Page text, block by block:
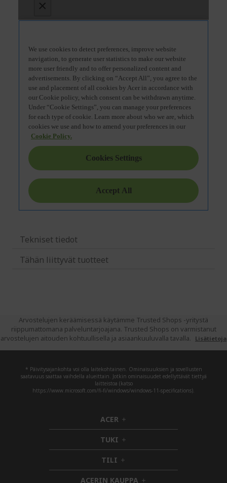
Tekniset tiedot
Tähän liittyvät tuotteet
Arvostelujen keräämisessä käytämme Trusted Shops -yritystä
riippumattomana palveluntarjoajana. Trusted Shops on varmistanut
arvostelujen aitouden kohtuullisella ja asiaankuuluvalla tavalla.
Lisätietoja
* Päivitysajankohta voi olla laitekohtainen. Ominaisuuksien ja sovellusten
saatavuus saattaa vaihdella alueittain. Jotkin ominaisuudet edellyttävät tiettyä
laitteistoa (katso
https://www.microsoft.com/fi-fi/windows/windows-11-specifications).
ACER h
i
d
d
e
n
TUKI h
i
d
d
TILI h
i
ACERIN KAUPPA